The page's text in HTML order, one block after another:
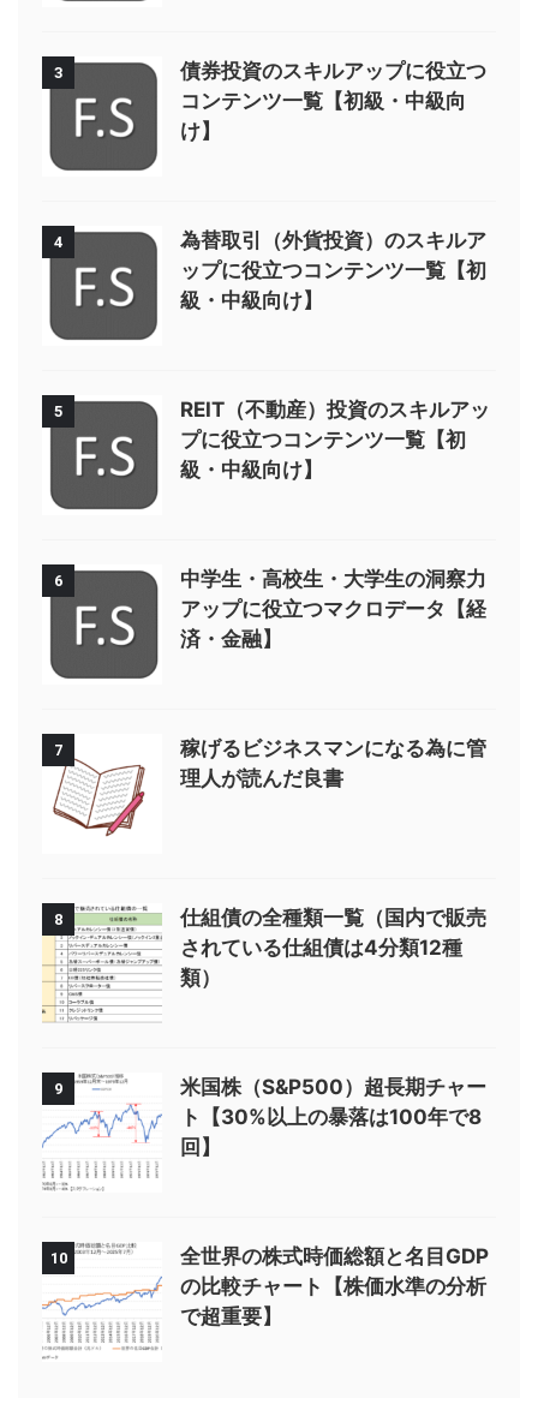
3
債券投資のスキルアップに役立つ
コンテンツ一覧【初級・中級向
け】
4
為替取引（外貨投資）のスキルア
ップに役立つコンテンツ一覧【初
級・中級向け】
5
REIT（不動産）投資のスキルアッ
プに役立つコンテンツ一覧【初
級・中級向け】
6
中学生・高校生・大学生の洞察力
アップに役立つマクロデータ【経
済・金融】
7
稼げるビジネスマンになる為に管
理人が読んだ良書
8
仕組債の全種類一覧（国内で販売
されている仕組債は4分類12種
類）
9
米国株（S&P500）超長期チャー
ト【30%以上の暴落は100年で8
回】
10
全世界の株式時価総額と名目GDP
の比較チャート【株価水準の分析
で超重要】